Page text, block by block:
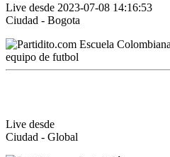
Live desde 2023-07-08 14:16:53
Ciudad - Bogota
Live desde
Ciudad - Global